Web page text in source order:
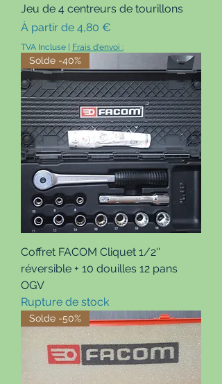
Jeu de 4 centreurs de tourillons
À partir de 4,80 €
Prix promotionnel
TVA Incluse Frais d'envoi :
Solde -40%
Coffret FACOM Cliquet 1/2''
réversible + 10 douilles 12 pans
OGV
Rupture de stock
Solde -50%